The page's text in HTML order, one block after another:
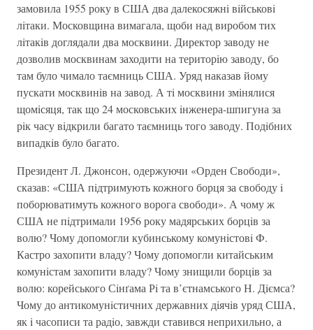
замовила 1955 року в США два далекосяжнi вiйськовi
лiтаки. Московщина вимагала, щоби над виробом тих
лiтакiв доглядали два москвини. Директор заводу не
дозволив москвинам заходити на територiю заводу, бо
там було чимало таємниць США. Уряд наказав йому
пускати москвинiв на завод. А тi москвини змiнялися
щомiсяця, так що 24 московських iнженера-шпигуна за
рiк часу вiдкрили багато таємниць того заводу. Подiбних
випадкiв було багато.
Президент Л. Джонсон, одержуючи «Орден Свободи»,
сказав: «США пiдтримують кожного борця за свободу i
поборюватимуть кожного ворога свободи». А чому ж
США не пiдтримали 1956 року мадярських борцiв за
волю? Чому допомогли кубинському комунiстовi Ф.
Кастро захопити владу? Чому допомогли китайським
комунiстам захопити владу? Чому знищили борцiв за
волю: корейського Сiнґама Рi та в’єтнамського Н. Дiємса?
Чому до антикомунiстичних державних дiячiв уряд США,
як i часописи та радiо, завжди ставився неприхильно, а